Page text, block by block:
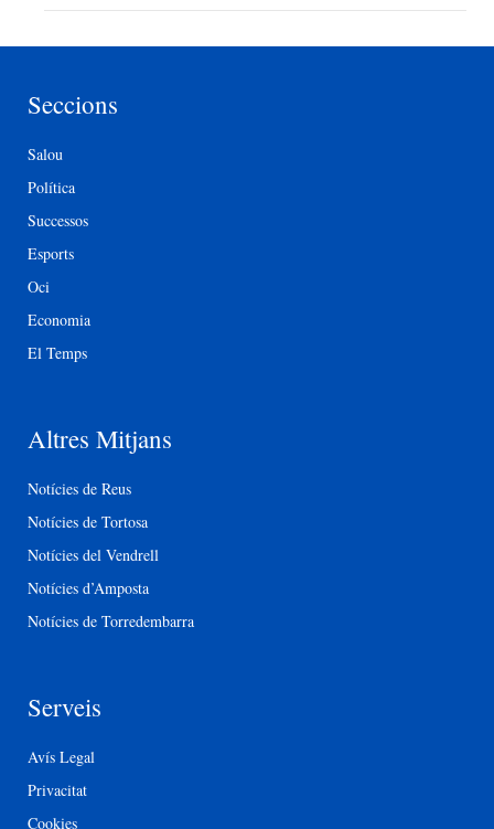
Seccions
Salou
Política
Successos
Esports
Oci
Economia
El Temps
Altres Mitjans
Notícies de Reus
Notícies de Tortosa
Notícies del Vendrell
Notícies d’Amposta
Notícies de Torredembarra
Serveis
Avís Legal
Privacitat
Cookies